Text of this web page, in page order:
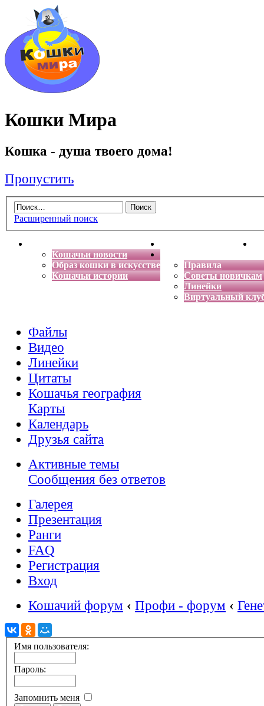
Кошки Мира
Кошка - душа твоего дома!
Пропустить
Расширенный поиск
Кошачьи новости
Образ кошки в искусстве
Кошачьи истории
Энциклопедия кошек
Правила
Советы новичкам
Линейки
Виртуальный
Файлы
Видео
Линейки
Цитаты
Кошачья география
Карты
Календарь
Друзья сайта
Активные темы
Сообщения без ответов
Галерея
Презентация
Ранги
FAQ
Регистрация
Вход
Кошачий форум ‹ Профи - форум ‹
Имя пользователя:
Пароль:
Запомнить меня